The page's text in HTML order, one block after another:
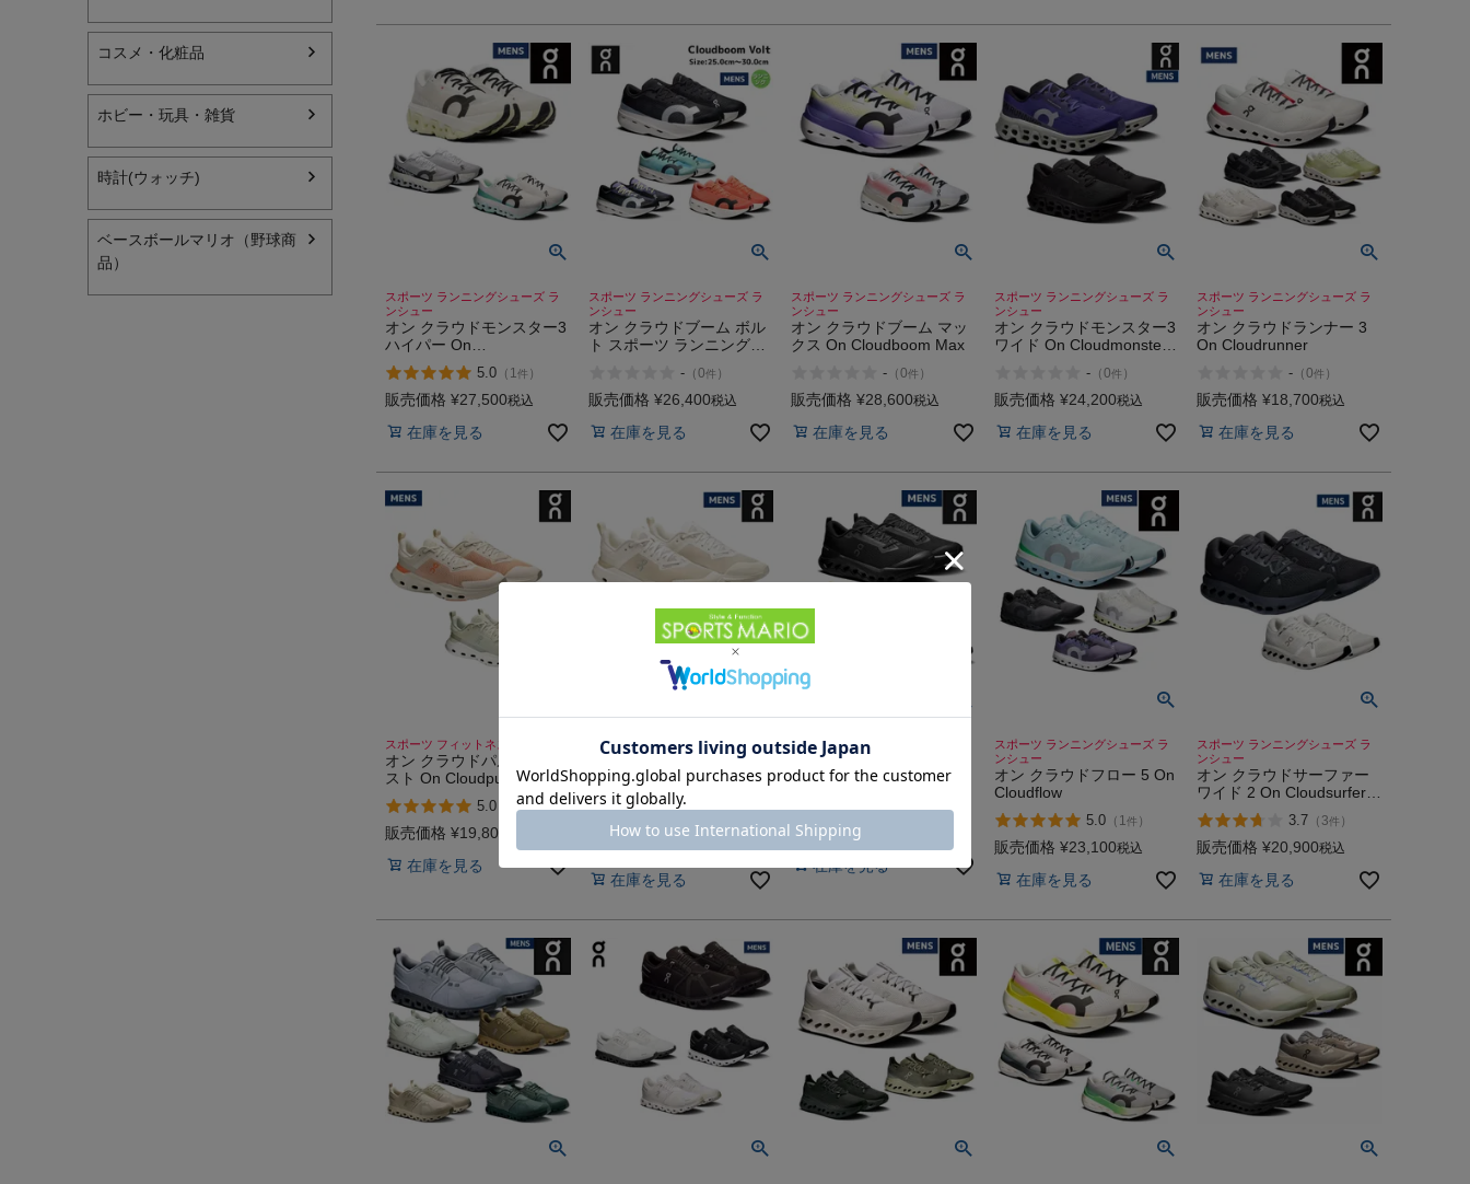
コスメ・化粧品
ホビー・玩具・雑貨
時計(ウォッチ)
ベースボールマリオ（野球商
品）
スポーツ ランニングシューズ ラ
ンシュー
オン クラウドモンスター3
ハイパー On
Cloudmonster 3 Hyper
5.0 （ 1件 ）
販売価格 ¥27,500税込
在庫を見る
スポーツ ランニングシューズ ラ
ンシュー
オン クラウドブーム ボル
ト スポーツ ランニングシ
ース On Cloudboom Volt
-（0件 ）
販売価格 ¥26,400税込
在庫を見る
スポーツ ランニングシューズ ラ
ンシュー
オン クラウドブーム マッ
クス On Cloudboom Max
- （0件 ）
販売価格 ¥28,600税込
在庫を見る
スポーツ ランニングシューズ ラ
ンシュー
オン クラウドモンスター3
ワイド On Cloudmonster
-（0件 ）
販売価格 ¥24,200税込
在庫を見る
スポーツ ランニングシューズ ラ
ンシュー
オン クラウドランナー 3
On Cloudrunner
- （0件 ）
販売価格 ¥18,700税込
在庫を見る
スポーツ フィットネス シューズ
オン クラウドパルス ネク
スト On Cloudpulse Next
5.0 1件）
販売価格 ¥19,800
在庫を見る
スポーツ ランニングシューズ ラ
オン クラウドパルス ネク
スト On Cloudpulse Next
販売価格 ¥19,800税込
在庫を見る
スポーツ トレイルラン シューズ
オン クラウドサーファー
トレイル 2 On Cloudsurfer
4.5（2 ）
販売価格 ¥
在庫を見る
スポーツ ランニングシューズ ラ
ンシュー
オン クラウドフロー 5 On
Cloudflow
5.0（ 1件 ）
販売価格 ¥23,100税込
在庫を見る
スポーツ ランニングシューズ ラ
ンシュー
オン クラウドサーファー
ワイド 2 On Cloudsurfer
Wide
3.7 （ 3件 ）
販売価格 ¥20,900税込
在庫を見る